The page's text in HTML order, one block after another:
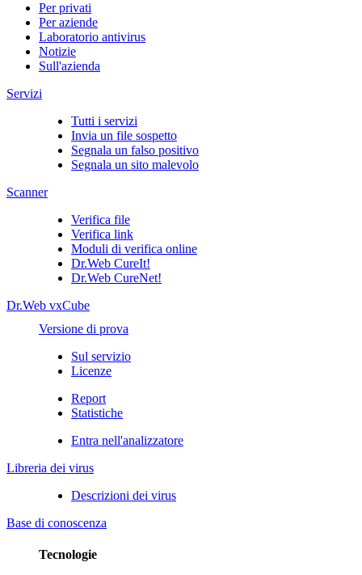
Per privati
Per aziende
Laboratorio antivirus
Notizie
Sull'azienda
Servizi
Tutti i servizi
Invia un file sospetto
Segnala un falso positivo
Segnala un sito malevolo
Scanner
Verifica file
Verifica link
Moduli di verifica online
Dr.Web CureIt!
Dr.Web CureNet!
Dr.Web vxCube
Versione di prova
Sul servizio
Licenze
Report
Statistiche
Entra nell'analizzatore
Libreria dei virus
Descrizioni dei virus
Base di conoscenza
Tecnologie